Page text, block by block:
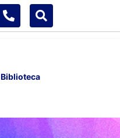
Biblioteca